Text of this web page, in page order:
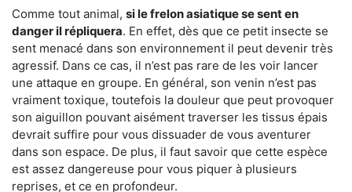
Comme tout animal, si le frelon asiatique se sent en
danger il répliquera. En effet, dès que ce petit insecte se
sent menacé dans son environnement il peut devenir très
agressif. Dans ce cas, il n’est pas rare de les voir lancer
une attaque en groupe. En général, son venin n’est pas
vraiment toxique, toutefois la douleur que peut provoquer
son aiguillon pouvant aisément traverser les tissus épais
devrait suffire pour vous dissuader de vous aventurer
dans son espace. De plus, il faut savoir que cette espèce
est assez dangereuse pour vous piquer à plusieurs
reprises, et ce en profondeur.